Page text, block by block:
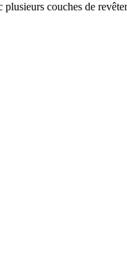
couches de